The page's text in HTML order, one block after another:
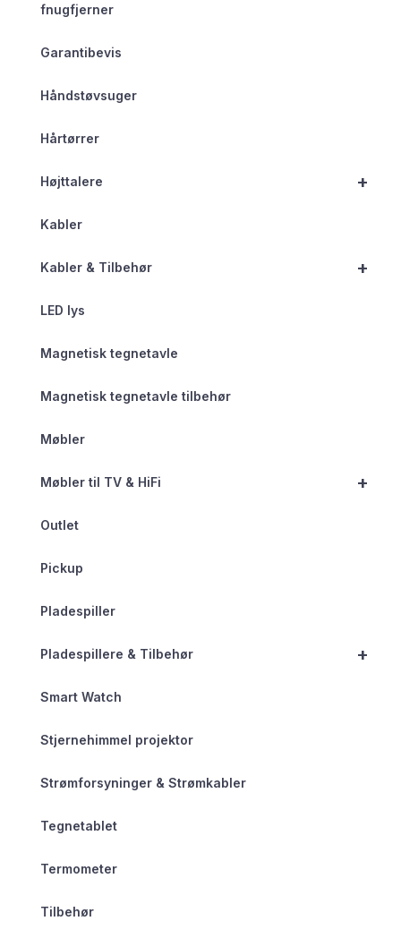
fnugfjerner
Garantibevis
Håndstøvsuger
Hårtørrer
+
Højttalere
Kabler
+
Kabler & Tilbehør
LED lys
Magnetisk tegnetavle
Magnetisk tegnetavle tilbehør
Møbler
+
Møbler til TV & HiFi
Outlet
Pickup
Pladespiller
+
Pladespillere & Tilbehør
Smart Watch
Stjernehimmel projektor
Strømforsyninger & Strømkabler
Tegnetablet
Termometer
Tilbehør